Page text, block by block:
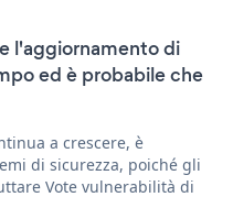
l'aggiornamento di
ed è probabile che
a crescere, è
di sicurezza, poiché gli
Vote vulnerabilità di